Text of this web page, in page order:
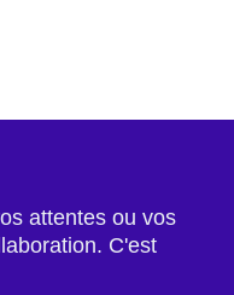
attentes ou vos
C'est